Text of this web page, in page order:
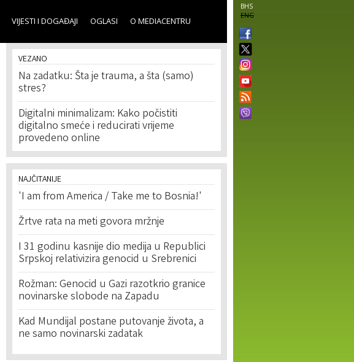
BHS
ENG
VIJESTI I DOGAĐAJI OGLASI O MEDIACENTRU
VEZANO
Na zadatku: Šta je trauma, a šta (samo)
stres?
Digitalni minimalizam: Kako počistiti
digitalno smeće i reducirati vrijeme
provedeno online
NAJČITANIJE
'I am from America / Take me to Bosnia!'
Žrtve rata na meti govora mržnje
I 31 godinu kasnije dio medija u Republici
Srpskoj relativizira genocid u Srebrenici
Rožman: Genocid u Gazi razotkrio granice
novinarske slobode na Zapadu
Kad Mundijal postane putovanje života, a
ne samo novinarski zadatak